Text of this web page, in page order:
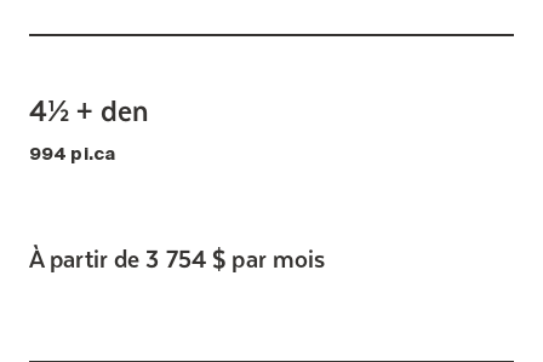
4½ + den
994 pi.ca
À partir de 3 754 $ par mois